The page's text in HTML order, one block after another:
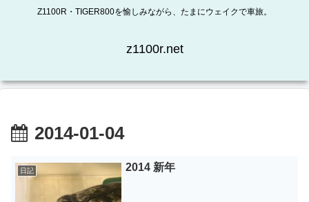
Z1100R・TIGER800を愉しみながら、たまにウェイクで車旅。
z1100r.net
2014-01-04
日記 2014 新年